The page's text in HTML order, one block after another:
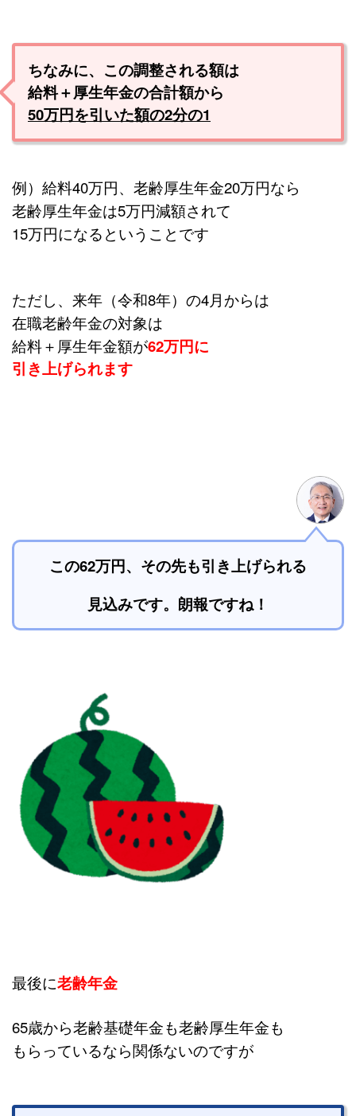
ちなみに、この調整される額は
給料＋厚生年金の合計額から
50万円を引いた額の2分の1
例）給料40万円、老齢厚生年金20万円なら
老齢厚生年金は5万円減額されて
15万円になるということです
ただし、来年（令和8年）の4月からは
在職老齢年金の対象は
給料＋厚生年金額が62万円に
引き上げられます
この62万円、その先も引き上げられる
見込みです。朗報ですね！
最後に老齢年金
65歳から老齢基礎年金も老齢厚生年金も
もらっているなら関係ないのですが